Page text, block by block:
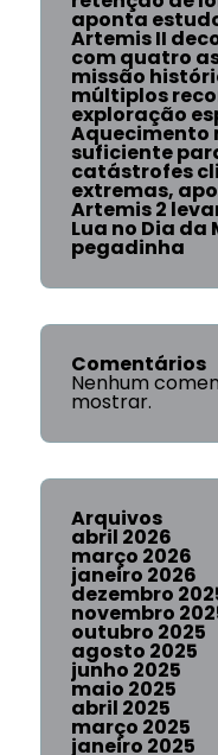
aponta
Artemis II
com quatro
missão
múltiplos
exploração
Aquecimento
suficiente
catástrofes
extremas,
Artemis 2
Lua no Dia da
pegadinha
Comentários
Nenhum
mostrar.
Arquivos
abril 2026
março 2026
janeiro 2026
dezembro
novembro
outubro 2025
agosto 2025
junho 2025
maio 2025
abril 2025
março 2025
janeiro 2025